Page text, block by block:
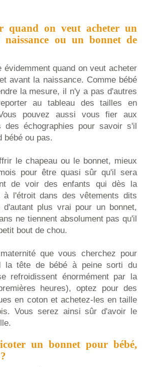
quand on veut acheter un
ou un bonnet de
évidemment quand on veut acheter
avant la naissance. Comme bébé
la mesure, il n'y a pas d'autres
au tableau des tailles en
pouvez aussi vous fier aux
des échographies pour savoir s'il
bébé ou pas.
le chapeau ou le bonnet, mieux
pour être quasi sûr qu'il sera
de voir des enfants qui dès la
à l'étroit dans des vêtements dits
plus vrai pour un bonnet,
ne tiennent absolument pas qu'il
bout de chou.
que vous cherchez pour
la tête de bébé à peine sorti du
refroidissent énormément par la
heures), optez pour des
en coton et achetez-les en taille
Vous serez ainsi sûr d'avoir le
un bonnet pour bébé,